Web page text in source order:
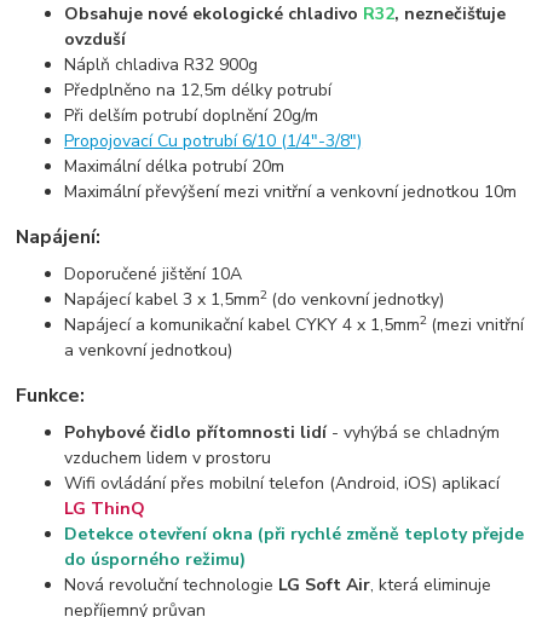
Obsahuje nové ekologické chladivo R32, neznečišťuje
ovzduší
Náplň chladiva R32 900g
Předplněno na 12,5m délky potrubí
Při delším potrubí doplnění 20g/m
Propojovací Cu potrubí 6/10 (1/4"-3/8")
Maximální délka potrubí 20m
Maximální převýšení mezi vnitřní a venkovní jednotkou 10m
Napájení:
Doporučené jištění 10A
Napájecí kabel 3 x 1,5mm2 (do venkovní jednotky)
Napájecí a komunikační kabel CYKY 4 x 1,5mm2 (mezi vnitřní
a venkovní jednotkou)
Funkce:
Pohybové čidlo přítomnosti lidí- vyhýbá se chladným
vzduchem lidem v prostoru
Wifi ovládání přes mobilní telefon (Android, iOS) aplikací
LG ThinQ
Detekce otevření okna (při rychlé změně teploty přejde
do úsporného režimu)
Nová revoluční technologie LG Soft Air, která eliminuje
nepříjemný průvan